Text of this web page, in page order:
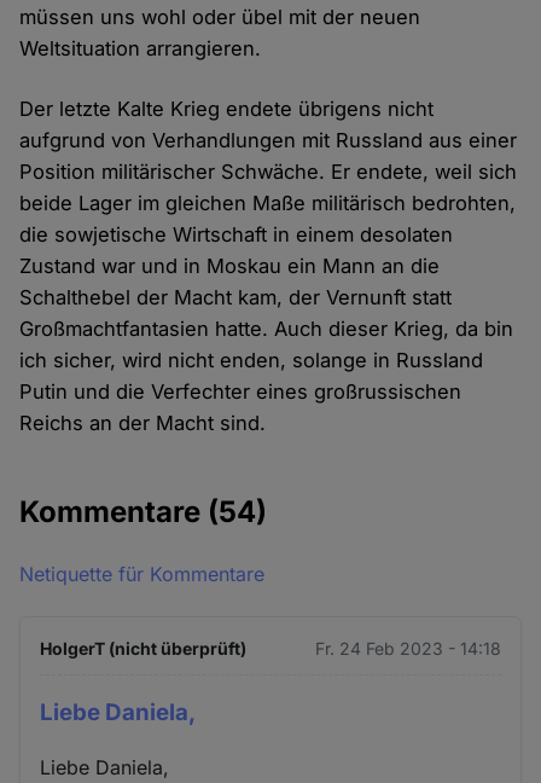
müssen uns wohl oder übel mit der neuen
Weltsituation arrangieren.
Der letzte Kalte Krieg endete übrigens nicht
aufgrund von Verhandlungen mit Russland aus einer
Position militärischer Schwäche. Er endete, weil sich
beide Lager im gleichen Maße militärisch bedrohten,
die sowjetische Wirtschaft in einem desolaten
Zustand war und in Moskau ein Mann an die
Schalthebel der Macht kam, der Vernunft statt
Großmachtfantasien hatte. Auch dieser Krieg, da bin
ich sicher, wird nicht enden, solange in Russland
Putin und die Verfechter eines großrussischen
Reichs an der Macht sind.
Kommentare (54)
Netiquette für Kommentare
HolgerT (nicht überprüft) Fr. 24 Feb 2023 - 14:18
Liebe Daniela,
Liebe Daniela,